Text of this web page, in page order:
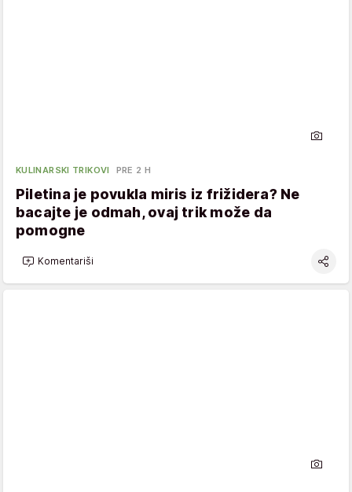
KULINARSKI TRIKOVI PRE 2 H
Piletina je povukla miris iz frižidera? Ne
bacajte je odmah, ovaj trik može da
pomogne
Komentariši